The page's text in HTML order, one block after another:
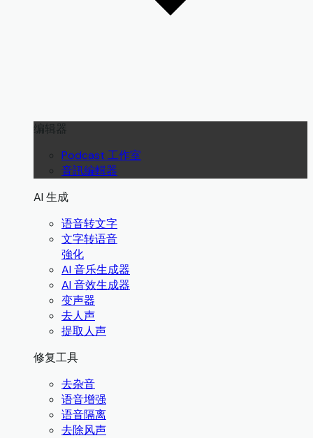
编辑器
Podcast 工作室
音訊編輯器
AI 生成
语音转文字
文字转语音
強化
AI 音乐生成器
AI 音效生成器
变声器
去人声
提取人声
修复工具
去杂音
语音增强
语音隔离
去除风声